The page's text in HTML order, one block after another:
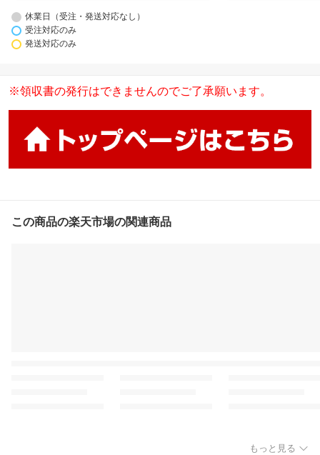
休業日（受注・発送対応なし）
受注対応のみ
発送対応のみ
※領収書の発行はできませんのでご了承願います。
この商品の楽天市場の関連商品
もっと見る